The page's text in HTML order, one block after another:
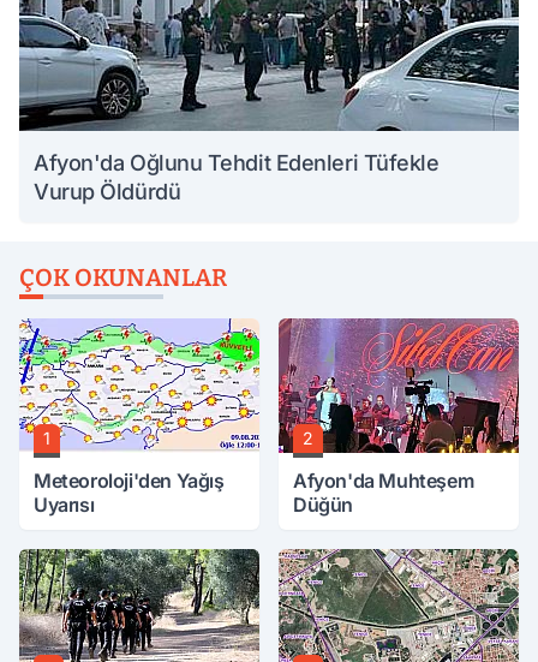
Afyon'da Oğlunu Tehdit Edenleri Tüfekle
Vurup Öldürdü
ÇOK OKUNANLAR
1
Meteoroloji'den Yağış
Uyarısı
2
Afyon'da Muhteşem
Düğün